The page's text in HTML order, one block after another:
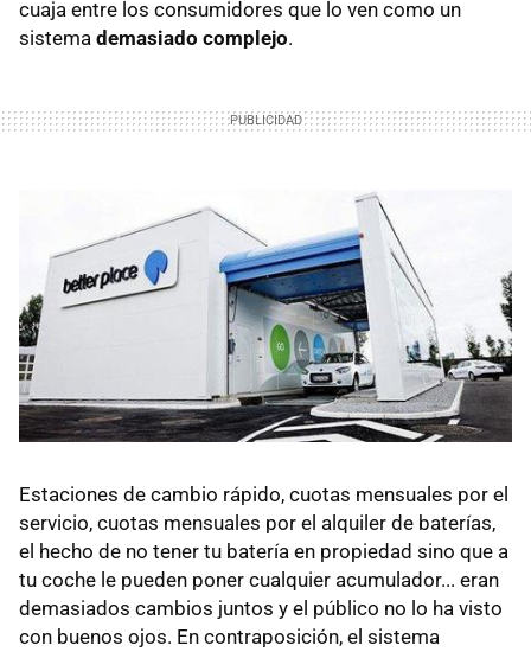
cuaja entre los consumidores que lo ven como un
sistema demasiado complejo.
Estaciones de cambio rápido, cuotas mensuales por el
servicio, cuotas mensuales por el alquiler de baterías,
el hecho de no tener tu batería en propiedad sino que a
tu coche le pueden poner cualquier acumulador... eran
demasiados cambios juntos y el público no lo ha visto
con buenos ojos. En contraposición, el sistema